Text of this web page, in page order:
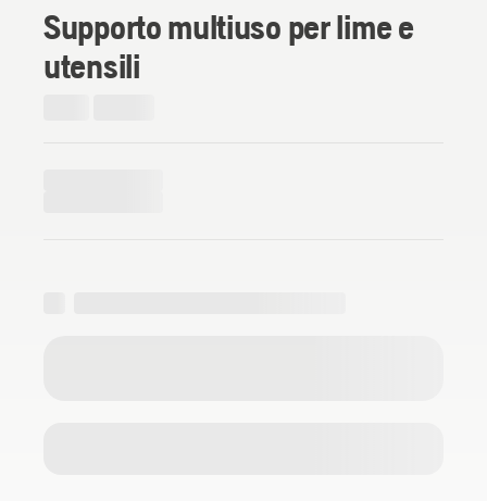
Supporto multiuso per lime e
utensili